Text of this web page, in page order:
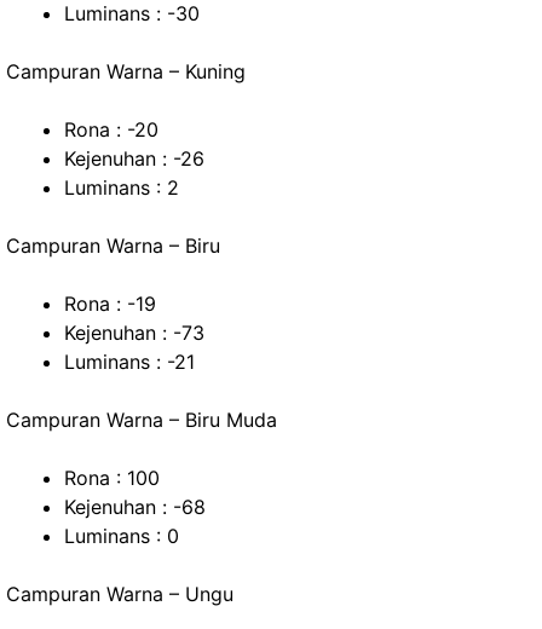
Luminans : -30
Campuran Warna – Kuning
Rona : -20
Kejenuhan : -26
Luminans : 2
Campuran Warna – Biru
Rona : -19
Kejenuhan : -73
Luminans : -21
Campuran Warna – Biru Muda
Rona : 100
Kejenuhan : -68
Luminans : 0
Campuran Warna – Ungu